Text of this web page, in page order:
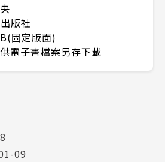
版社
固定版面)
電子書檔案另存下載
09